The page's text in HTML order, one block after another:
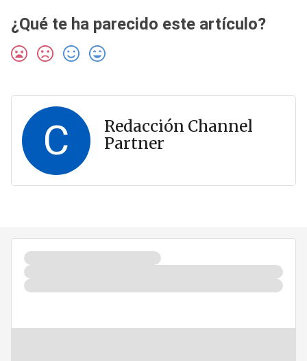
¿Qué te ha parecido este artículo?
C
Redacción Channel
Partner